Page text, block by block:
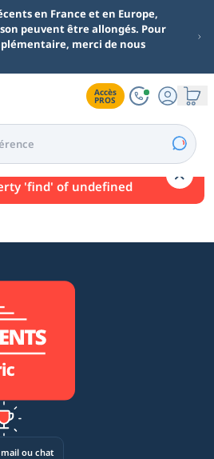
en France et en Europe,
peuvent être allongés. Pour
merci de nous
Accès
PROS
survenue.
'find' of undefined
ou chat